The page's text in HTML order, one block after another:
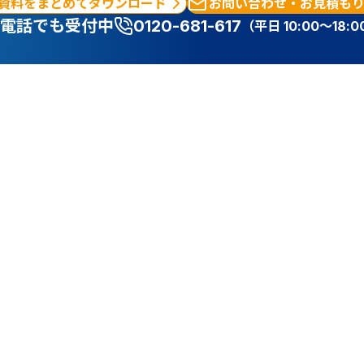
料をまとめてダウンロード お問い合わせ・お見積もり
話でも受付中 0120-681-617 （平日 10:00～